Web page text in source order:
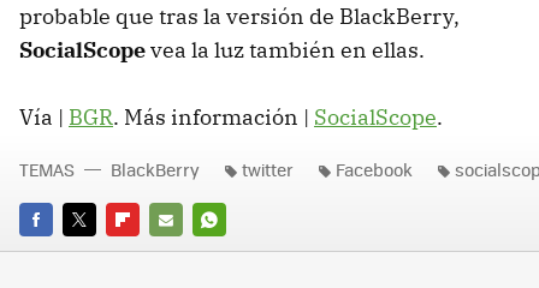
probable que tras la versión de BlackBerry,
SocialScopevea la luz también en ellas.
Vía | BGR. Más información | SocialScope.
FACEBOOK
TWITTERFLIPBOARD
E-
WHATSAPP
TEMAS BlackBerry twitter Facebook